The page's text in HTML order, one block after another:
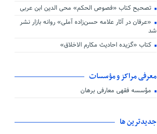
تصحیح کتاب «فصوص الحکم» محی الدین ابن عربی
«عرفان در آثار علامه حسن‌زاده آملی» روانه بازار نشر
شد
کتاب «گزیده احادیث مکارم الاخلاق»
معرفی مراکز و مؤسسات
مؤسسه فقهی معارفی برهان
جديدترين ها